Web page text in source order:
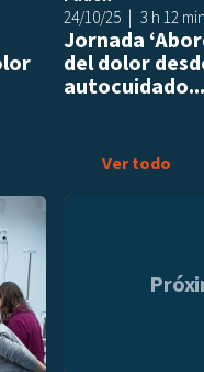
24/10/25
3 h 12
Jornada
del dolor
autocuidado...
Ver todo
Añadir a